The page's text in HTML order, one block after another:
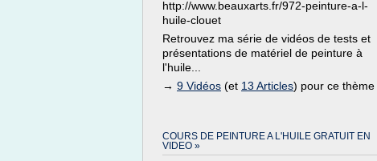
http://www.beauxarts.fr/972-peinture-a-l-
huile-clouet
Retrouvez ma série de vidéos de tests et
présentations de matériel de peinture à
l'huile...
→ 9 Vidéos (et 13 Articles) pour ce thème
COURS DE PEINTURE A L'HUILE GRATUIT EN
VIDEO »